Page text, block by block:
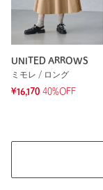
UNITED ARROWS
ミモレ / ロング
¥16,170 40%OFF